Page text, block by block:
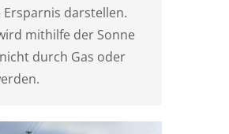
darstellen.
mithilfe der Sonne
durch Gas oder